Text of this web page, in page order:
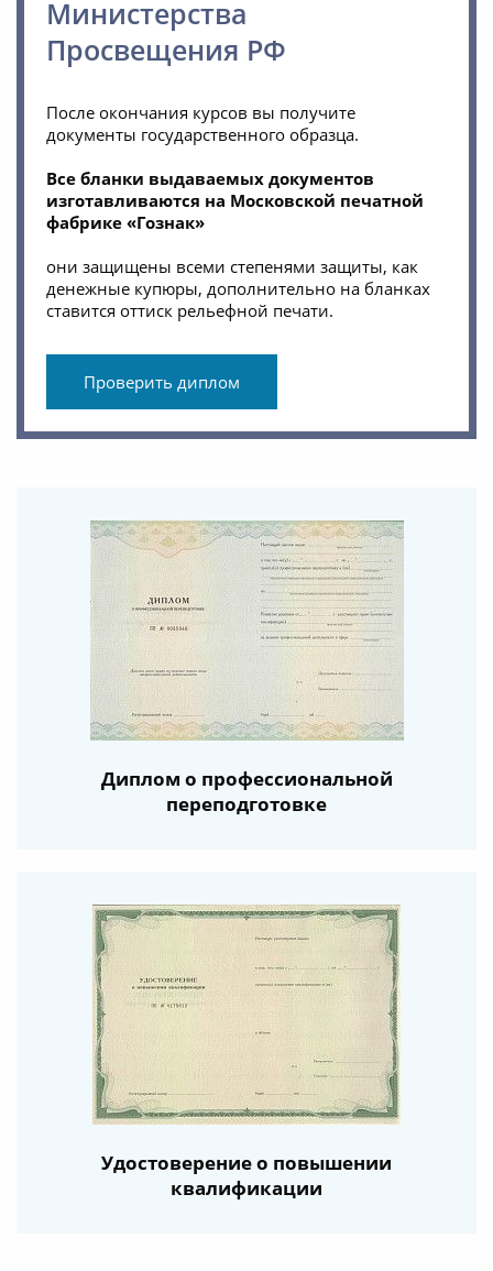
Министерства
Просвещения РФ
После окончания курсов вы получите
документы государственного образца.
Все бланки выдаваемых документов
изготавливаются на Московской печатной
фабрике «Гознак»
они защищены всеми степенями защиты, как
денежные купюры, дополнительно на бланках
ставится оттиск рельефной печати.
Проверить диплом
Диплом о профессиональной
переподготовке
Удостоверение о повышении
квалификации